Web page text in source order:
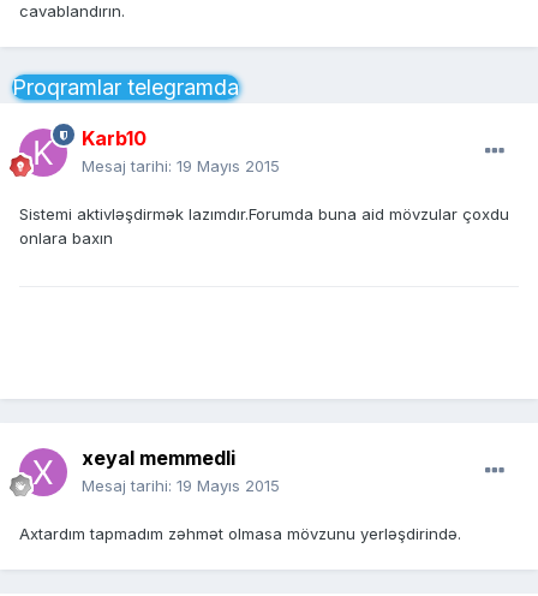
cavablandırın.
Proqramlar telegramda
Karb10
Mesaj tarihi: 19 Mayıs 2015
Sistemi aktivləşdirmək lazımdır.Forumda buna aid mövzular çoxdu
onlara baxın
xeyal memmedli
Mesaj tarihi: 19 Mayıs 2015
Axtardım tapmadım zəhmət olmasa mövzunu yerləşdirində.